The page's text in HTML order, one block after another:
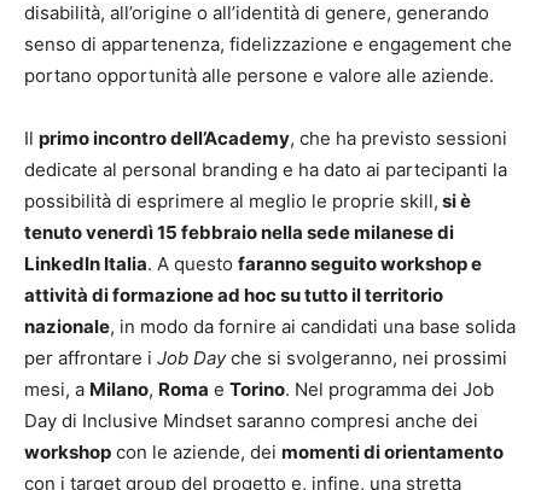
disabilità, all’origine o all’identità di genere, generando
senso di appartenenza, fidelizzazione e engagement che
portano opportunità alle persone e valore alle aziende.
Il primo incontro dell’Academy, che ha previsto sessioni
dedicate al personal branding e ha dato ai partecipanti la
possibilità di esprimere al meglio le proprie skill, si è
tenuto venerdì 15 febbraio nella sede milanese di
LinkedIn Italia. A questo faranno seguito workshop e
attività di formazione ad hoc su tutto il territorio
nazionale, in modo da fornire ai candidati una base solida
per affrontare i Job Dayche si svolgeranno, nei prossimi
mesi, a Milano, Roma e Torino. Nel programma dei Job
Day di Inclusive Mindset saranno compresi anche dei
workshop con le aziende, dei momenti di orientamento
con i target group del progetto e, infine, una stretta